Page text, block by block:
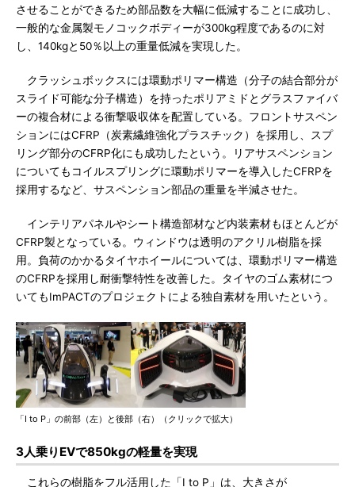
させることができるため部品数を大幅に低減することに成功し、
一般的な金属製モノコックボディーが300kg程度であるのに対
し、140kgと50％以上の重量低減を実現した。
クラッシュボックスには環動ポリマー構造（分子の結合部分が
スライド可能な分子構造）を持ったポリアミドとグラスファイバ
ーの複合材による衝撃吸収体を配置している。フロントサスペン
ションにはCFRP（炭素繊維強化プラスチック）を採用し、スプ
リング部分のCFRP化にも成功したという。リアサスペンション
についてもコイルスプリングに環動ポリマーを導入したCFRPを
採用するなど、サスペンション部品の重量を半減させた。
インテリアパネルやシート構造部材など内装素材もほとんどが
CFRP製となっている。ウィンドウは透明のアクリル樹脂を採
用。負荷のかかるタイヤホイールについては、環動ポリマー構造
のCFRPを採用し耐衝撃特性を改善した。タイヤのゴム素材につ
いてもImPACTのプロジェクトによる独自素材を用いたという。
「I to P」の前部（左）と後部（右）（クリックで拡大）
3人乗りEVで850kgの軽量を実現
これらの樹脂をフル活用した「I to P」は、大きさが